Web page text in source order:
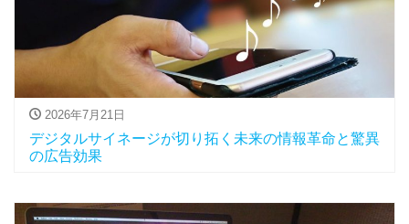
2026年7月21日
デジタルサイネージが切り拓く未来の情報革命と驚異
の広告効果